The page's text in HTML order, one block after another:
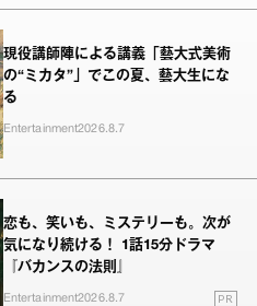
現役講師陣による講義「藝大式美術
の“ミカタ”」でこの夏、藝大生にな
る
Entertainment2026.8.7
恋も、笑いも、ミステリーも。次が
気になり続ける！ 1話15分ドラマ
『バカンスの法則』
Entertainment2026.8.7 PR